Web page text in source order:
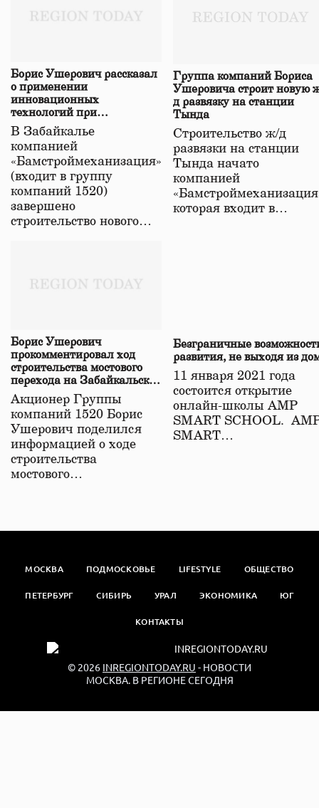
Борис Ушерович рассказал
о применении
инновационных
технологий при
строительстве нового моста
в Забайкалье
В Забайкалье
компанией
«Бамстроймеханизация»
(входит в группу
компаний 1520)
завершено
строительство нового…
Группа компаний Бориса
Ушеровича строит новую
д развязку на станции
Тында
Строительство ж/д
развязки на станции
Тында начато
компанией
которая входит в…
Борис Ушерович
прокомментировал ход
строительства мостового
перехода на Забайкальской
железной дороге
Акционер Группы
компаний 1520 Борис
Ушерович поделился
информацией о ходе
строительства
мостового…
Безграничные
развития, не выходя из
11 января 2021 года
состоится открытие
онлайн-школы АМР
SMART SCHOOL.
SMART…
МОСКВА ПОДМОСКОВЬЕ LIFESTYLE ОБЩЕСТВО
ПЕТЕРБУРГ СИБИРЬ УРАЛ ЭКОНОМИКА ЮГ
КОНТАКТЫ
© 2026 INREGIONTODAY.RU - НОВОСТИ
МОСКВА. В РЕГИОНЕ СЕГОДНЯ